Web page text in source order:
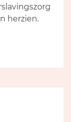
herzien.